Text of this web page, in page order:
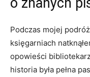
Podczas mojej​
księgarniach
opowieści⁤
historia była pełna